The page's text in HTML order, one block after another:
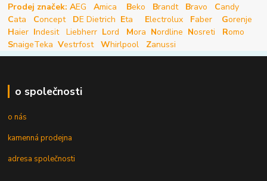
Prodej značek: AEG Amica Beko Brandt Bravo Candy
Cata Concept DE Dietrich Eta Electrolux Faber Gorenje
Haier Indesit Liebherr Lord Mora Nordline Nosreti Romo
SnaigeTeka Vestrfost Whirlpool Zanussi
o společnosti
o nás
kamenná prodejna
adresa společnosti